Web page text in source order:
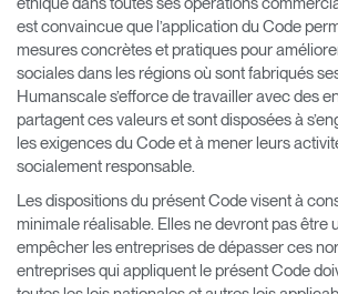
est convaincue que l’application du Code
mesures concrètes et pratiques pour
sociales dans les régions où sont fabriqués
Humanscale s’efforce de travailler avec des
partagent ces valeurs et sont disposées à
les exigences du Code et à mener leurs
socialement responsable.
Les dispositions du présent Code visent à
minimale réalisable. Elles ne devront pas être
empêcher les entreprises de dépasser ces
entreprises qui appliquent le présent Code